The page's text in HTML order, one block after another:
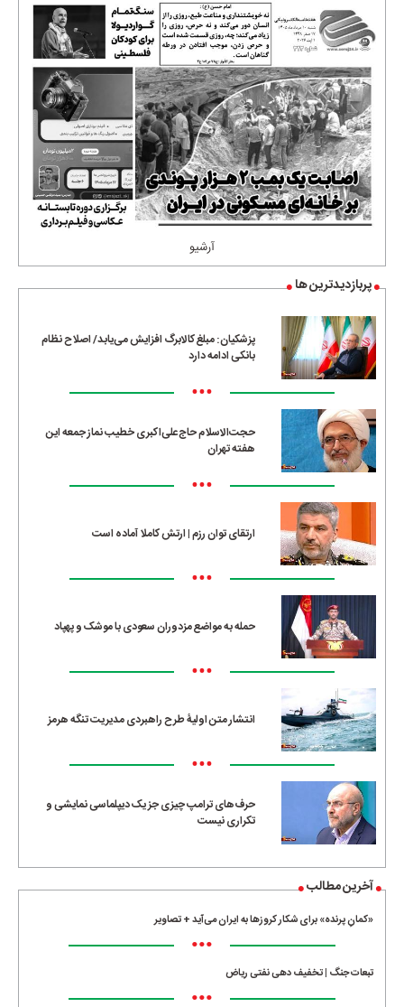
آرشیو
پربازدیدترین ها
پزشکیان: مبلغ کالابرگ افزایش می‌یابد/ اصلاح نظام
بانکی ادامه دارد
•••
حجت‌الاسلام حاج‌علی‌اکبری خطیب نماز جمعه این
هفته تهران
•••
ارتقای توان رزم | ارتش کاملا آماده است
•••
حمله به مواضع مزدوران سعودی با موشک و پهپاد
•••
انتشار متن اولیۀ طرح راهبردی مدیریت تنگه هرمز
•••
حرف‌های ترامپ چیزی جز یک دیپلماسی نمایشی و
تکراری نیست
آخرین مطالب
«کمانِ پرنده» برای شکار کروزها به ایران می‌آید + تصاویر
•••
تبعات جنگ | تخفیف دهی نفتی ریاض
•••